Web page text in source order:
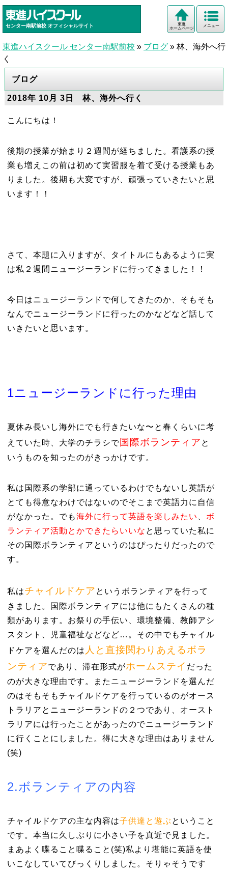
センター南駅前校 オフィシャルサイト メニュー
東進
ホームページ
東進ハイスクール センター南駅前校 » ブログ » 林、海外へ行
く
ブログ
2018年 10月 3日 林、海外へ行く
こんにちは！
後期の授業が始まり２週間が経ちました。看護系の授
業も増えこの前は初めて実習服を着て受ける授業もあ
りました。後期も大変ですが、頑張っていきたいと思
います！！
さて、本題に入りますが、タイトルにもあるように実
は私２週間ニュージーランドに行ってきました！！
今日はニュージーランドで何してきたのか、そもそも
なんでニュージーランドに行ったのかなどなど話して
いきたいと思います。
1ニュージーランドに行った理由
夏休み長いし海外にでも行きたいな〜と春くらいに考
えていた時、大学のチラシで国際ボランティア と
いうものを知ったのがきっかけです。
私は国際系の学部に通っているわけでもないし英語が
とても得意なわけではないのでそこまで英語力に自信
がなかった。でも海外に行って英語を楽しみたい
ボ
ランティア活動とかできたらいいな と 思っていた私に
その国際ボランティアというのはぴったりだったので
す。
私はチャイルドケア というボランティアを行って
きました。国際ボランティアには他にもたくさんの種
類があります。お祭りの手伝い、環境整備、教師アシ
スタント、児童福祉などなど…。その中でもチャイル
ドケア を選んだのは 人と直接関わりあえるボラ
ンティアであり、滞在形式がホームステイ だった
のが大きな理由です。またニュージーランドを選んだ
のはそもそもチャイルドケアを行っているのがオース
トラリアとニュージーランドの２つであり、オースト
ラリアには行ったことがあったのでニュージーランド
に行くことにしました。得に大きな理由はありません
(笑)
2.ボランティアの内容
チャイルドケアの主な内容は子供達と遊ぶ ということ
です。本当に久しぶりに小さい子を真近で見ました。
まあよく喋ること喋ること(笑)私より堪能に英語を使
いこなしていてびっくりしました。そりゃそうです